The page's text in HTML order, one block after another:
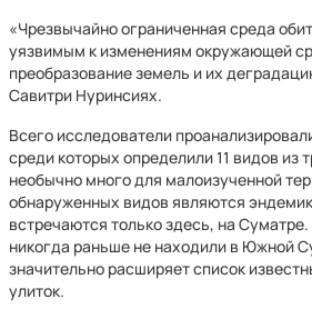
«Чрезвычайно ограниченная среда
уязвимым к изменениям окружающей
преобразование земель и их
Савитри Нуринсиях.
Всего исследователи
среди которых определили 11 видов из
необычно много для малоизученной
обнаруженных видов являются
встречаются только здесь, на Суматре.
никогда раньше не находили в Южной
значительно расширяет список
улиток.